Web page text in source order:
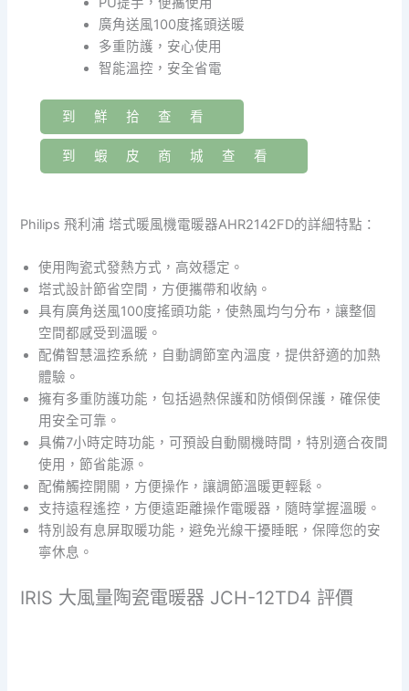
廣角送風100度搖頭送暖
多重防護，安心使用
智能溫控，安全省電
到鮮拾查看
到蝦皮商城查看
Philips 飛利浦 塔式暖風機電暖器AHR2142FD的詳細特點：
使用陶瓷式發熱方式，高效穩定。
塔式設計節省空間，方便攜帶和收納。
具有廣角送風100度搖頭功能，使熱風均勻分布，讓整個
空間都感受到溫暖。
配備智慧溫控系統，自動調節室內溫度，提供舒適的加熱
體驗。
擁有多重防護功能，包括過熱保護和防傾倒保護，確保使
用安全可靠。
具備7小時定時功能，可預設自動關機時間，特別適合夜間
使用，節省能源。
配備觸控開關，方便操作，讓調節溫暖更輕鬆。
支持遠程遙控，方便遠距離操作電暖器，隨時掌握溫暖。
特別設有息屏取暖功能，避免光線干擾睡眠，保障您的安
寧休息。
IRIS 大風量陶瓷電暖器 JCH-12TD4 評價